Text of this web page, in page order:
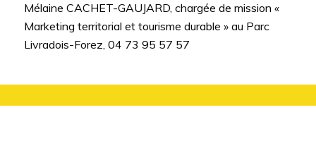
Mélaine CACHET-GAUJARD, chargée de mission «
Marketing territorial et tourisme durable » au Parc
Livradois-Forez, 04 73 95 57 57